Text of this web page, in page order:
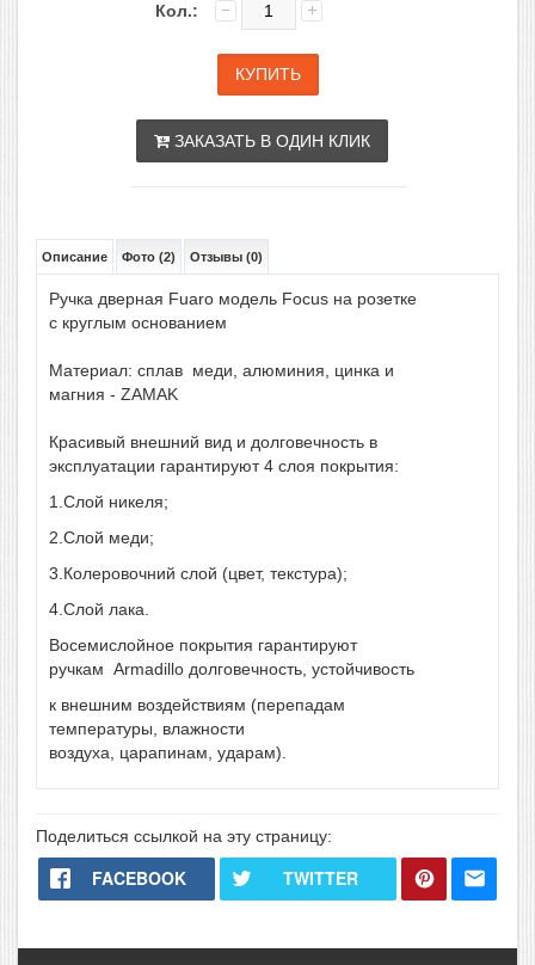
Кол.:
ЗАКАЗАТЬ В ОДИН КЛИК
Описание Фото (2) Отзывы (0)
Ручка дверная Fuaro модель Focus на розетке
с круглым основанием
Материал: сплав меди, алюминия, цинка и
магния - ZAMAK
Красивый внешний вид и долговечность в
эксплуатации гарантируют 4 слоя покрытия:
1.Слой никеля;
2.Слой меди;
3.Колеровочний слой (цвет, текстура);
4.Слой лака.
Восемислойное покрытия гарантируют
ручкам Armadillo долговечность, устойчивость
к внешним воздействиям (перепадам
температуры, влажности
воздуха, царапинам, ударам).
Поделиться ссылкой на эту страницу:
FACEBOOK TWITTER